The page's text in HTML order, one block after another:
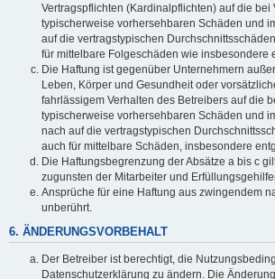
Vertragspflichten (Kardinalpflichten) auf die bei
typischerweise vorhersehbaren Schäden und
auf die vertragstypischen
für mittelbare Folgeschäden wie insbesondere
Die Haftung ist gegenüber Unternehmern
Leben, Körper und Gesundheit oder
fahrlässigem Verhalten des Betreibers auf die
typischerweise vorhersehbaren Schäden und
nach auf die vertragstypischen
auch für mittelbare Schäden, insbesondere
Die Haftungsbegrenzung der Absätze a bis c
zugunsten der Mitarbeiter und
Ansprüche für eine Haftung aus zwingendem
unberührt.
6. ÄNDERUNGSVORBEHALT
Der Betreiber ist berechtigt, die
Datenschutzerklärung zu ändern. Die